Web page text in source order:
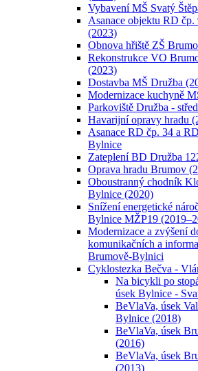
Vybavení MŠ Svatý
Asanace objektu RD
(2023)
Obnova hřiště ZŠ
Rekonstrukce VO
(2023)
Dostavba MŠ Družba
Modernizace kuchyně
Parkoviště Družba -
Havarijní opravy hradu
Asanace RD čp. 34 a
Bylnice
Zateplení BD Družba
Oprava hradu Brumov
Oboustranný chodník
Bylnice (2020)
Snížení energetické
Bylnice MŽP19
Modernizace a zvýšení
komunikačních a
Brumově-Bylnici
Cyklostezka Bečva -
Na bicykli po
úsek Bylnice -
BeVlaVa, úsek
Bylnice (2018)
BeVlaVa, úsek
(2016)
BeVlaVa, úsek
(2013)